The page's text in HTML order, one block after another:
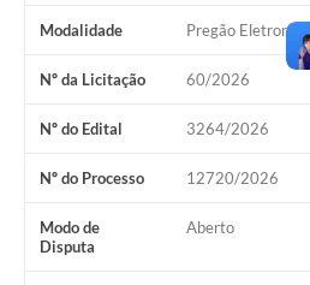
Modalidade Pregão Eletronico
Nº da Licitação 60/2026
Nº do Edital 3264/2026
Nº do Processo 12720/2026
Modo de
Disputa
Aberto